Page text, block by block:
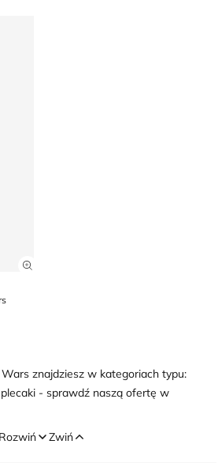
Zobacz szczegóły produktu
znajdziesz w kategoriach typu:
- sprawdź naszą ofertę w
Rozwiń
Zwiń